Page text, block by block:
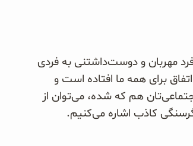
مهربان و دوست‌داشتنی به فردی
برای همه ما افتاده است و
هم که شده، می‌توان از